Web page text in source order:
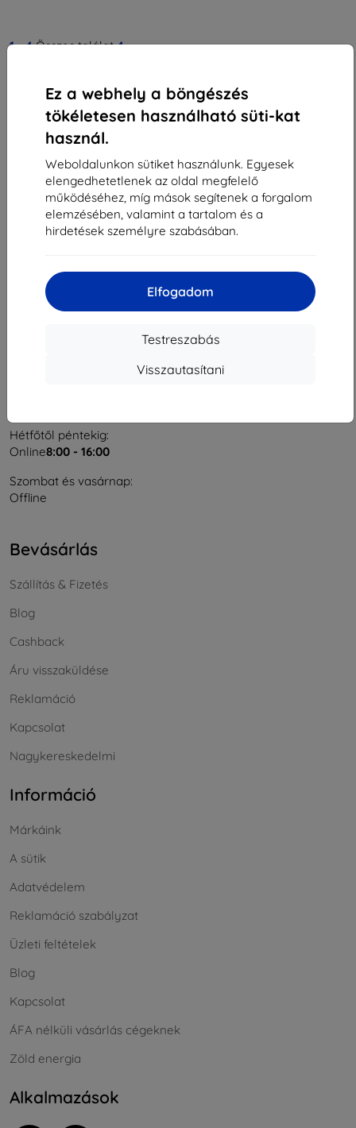
Ez a webhely a böngészés
tökéletesen használható süti-kat
használ.
Weboldalunkon sütiket használunk. Egyesek
elengedhetetlenek az oldal megfelelő
működéséhez, míg mások segítenek a forgalom
elemzésében, valamint a tartalom és a
hirdetések személyre szabásában.
Elfogadom
Testreszabás
Visszautasítani
1-4Összes találat4.
Shield-Sk s.r.o.
Rudolf Mocka utca 3750/2A
Cégjegyzékszám:46701494
ÁFA-azonosító:
SK2023549671
Hétfőtől péntekig:
Online8:00 - 16:00
Szombat és vasárnap:
Offline
Bevásárlás
Szállítás & Fizetés
Blog
Cashback
Áru visszaküldése
Reklamáció
Kapcsolat
Nagykereskedelmi
Információ
Márkáink
A sütik
Adatvédelem
Reklamáció szabályzat
Üzleti feltételek
Blog
Kapcsolat
ÁFA nélküli vásárlás cégeknek
Zöld energia
Alkalmazások